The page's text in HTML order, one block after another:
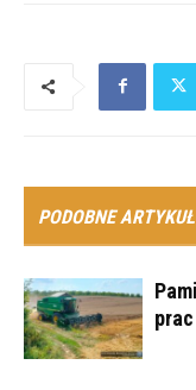
PODOBNE